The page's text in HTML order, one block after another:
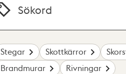
Sökord
Stegar Skottkärror
Brandmurar
Rivningar